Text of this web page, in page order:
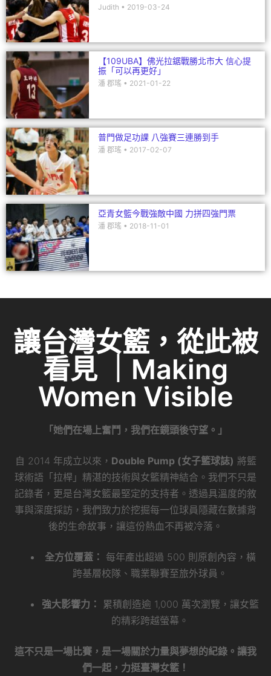
Judith 2019-03-24
【109UBA】佛光拉鋸戰勝北市大 信心提
振「可以再更好」
潘 郡瑤 2021-01-22
普門做足功課 八強賽三連勝到手
潘 郡瑤 2017-02-07
亞青女籃今戰強敵中國 力拼四強門票
潘 郡瑤 2018-11-01
讓台灣女籃，從此被
看見 ｜Making
Women Visible
「她們在場上奮鬥，我們在鏡頭後守望。」
自 2014 年成立以來， Double Pump (女子籃球誌) 將籃
球術語「拉桿」精湛的技術與女籃精神結合。我們不只是
記錄者，更是台灣女籃最堅定的支持者。透過具溫度的敘
事與深度採訪，我們致力於挖掘每一位球員隱藏在數據背
後的生命故事，讓這份熱血不再被冷落。
全方位覆蓋： 每年產出超過 500 則原創內容，橫
跨基層校隊、職業聯賽至旅外球員。
強大影響力：
累積創造逾 1,000 萬次瀏覽，讓女籃
的精彩跨越螢幕。
這不只是一場比賽，是一場關於力量與夢想的紀錄。讓我
們一起，力挺臺灣女籃！